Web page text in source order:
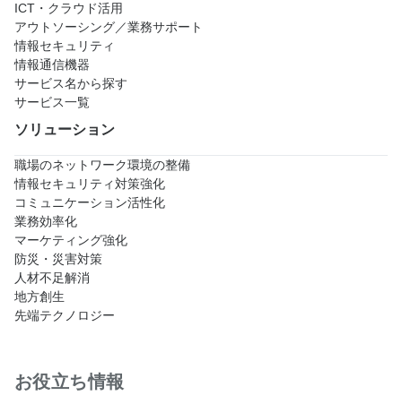
ICT・クラウド活用
アウトソーシング／業務サポート
情報セキュリティ
情報通信機器
サービス名から探す
サービス一覧
ソリューション
職場のネットワーク環境の整備
情報セキュリティ対策強化
コミュニケーション活性化
業務効率化
マーケティング強化
防災・災害対策
人材不足解消
地方創生
先端テクノロジー
お役立ち情報